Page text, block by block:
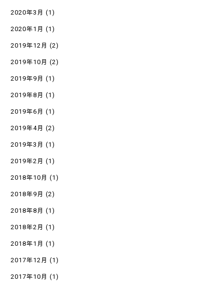
2020年3月 (1)
2020年1月 (1)
2019年12月 (2)
2019年10月 (2)
2019年9月 (1)
2019年8月 (1)
2019年6月 (1)
2019年4月 (2)
2019年3月 (1)
2019年2月 (1)
2018年10月 (1)
2018年9月 (2)
2018年8月 (1)
2018年2月 (1)
2018年1月 (1)
2017年12月 (1)
2017年10月 (1)